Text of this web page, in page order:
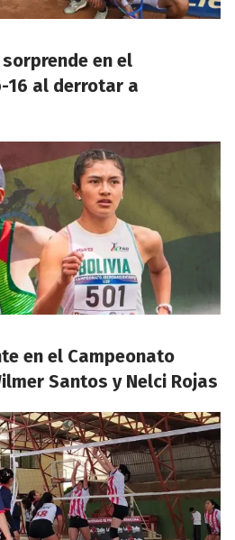
en el
16 al derrotar a
en el Campeonato
Santos y Nelci Rojas